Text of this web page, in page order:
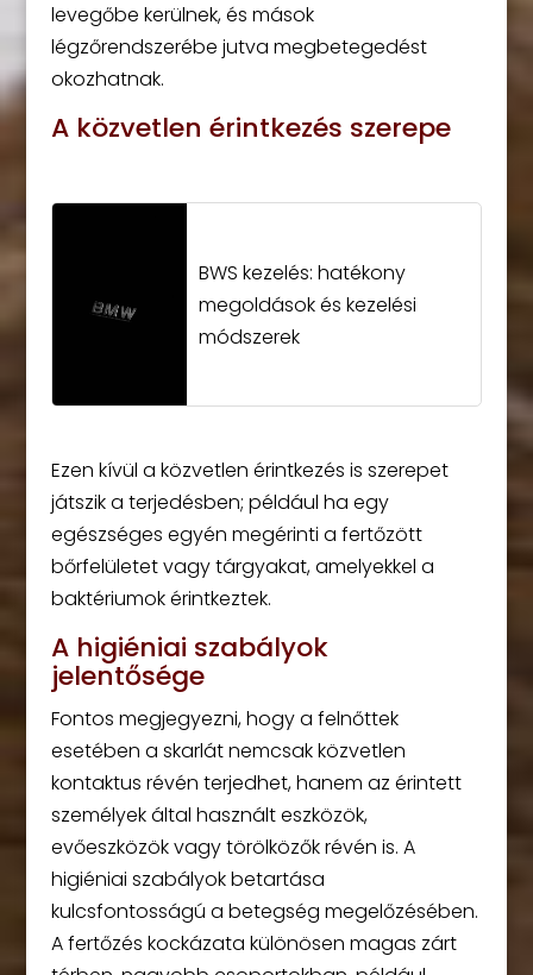
levegőbe kerülnek, és mások
légzőrendszerébe jutva megbetegedést
okozhatnak.
A közvetlen érintkezés szerepe
BWS kezelés: hatékony
megoldások és kezelési
módszerek
Ezen kívül a közvetlen érintkezés is szerepet
játszik a terjedésben; például ha egy
egészséges egyén megérinti a fertőzött
bőrfelületet vagy tárgyakat, amelyekkel a
baktériumok érintkeztek.
A higiéniai szabályok
jelentősége
Fontos megjegyezni, hogy a felnőttek
esetében a skarlát nemcsak közvetlen
kontaktus révén terjedhet, hanem az érintett
személyek által használt eszközök,
evőeszközök vagy törölközők révén is. A
higiéniai szabályok betartása
kulcsfontosságú a betegség megelőzésében.
A fertőzés kockázata különösen magas zárt